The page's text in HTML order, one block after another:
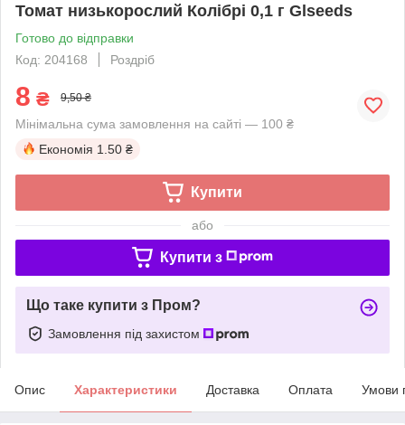
Томат низькорослий Колібрі 0,1 г Glseeds
Готово до відправки
Код: 204168
Роздріб
8 ₴ 9,50 ₴
Мінімальна сума замовлення на сайті — 100 ₴
Економія 1.50 ₴
Купити
або
Купити з
Що таке купити з Пром?
Замовлення під захистом
Опис Характеристики Доставка Оплата Умови